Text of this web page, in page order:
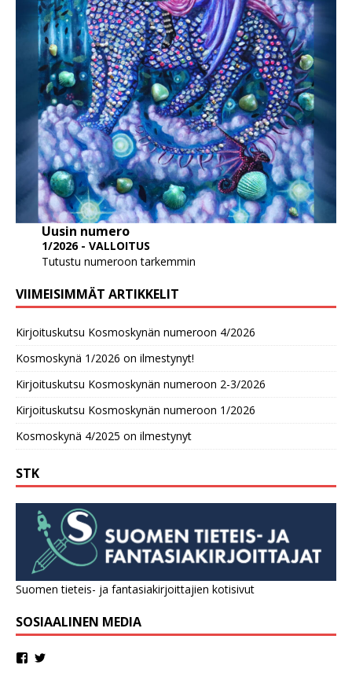
Uusin numero
1/2026 - VALLOITUS
Tutustu numeroon tarkemmin
VIIMEISIMMÄT ARTIKKELIT
Kirjoituskutsu Kosmoskynän numeroon 4/2026
Kosmoskynä 1/2026 on ilmestynyt!
Kirjoituskutsu Kosmoskynän numeroon 2-3/2026
Kirjoituskutsu Kosmoskynän numeroon 1/2026
Kosmoskynä 4/2025 on ilmestynyt
STK
Suomen tieteis- ja fantasiakirjoittajien kotisivut
SOSIAALINEN MEDIA